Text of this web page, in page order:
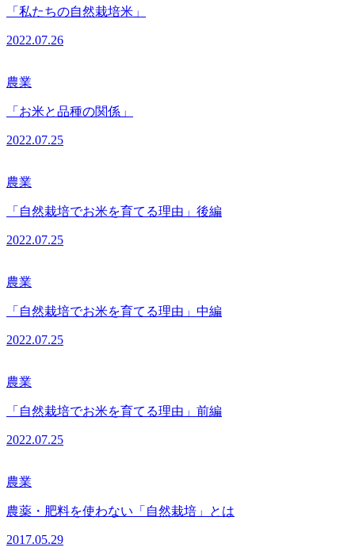
「私たちの自然栽培米」
2022.07.26
農業
「お米と品種の関係」
2022.07.25
農業
「自然栽培でお米を育てる理由」後編
2022.07.25
農業
「自然栽培でお米を育てる理由」中編
2022.07.25
農業
「自然栽培でお米を育てる理由」前編
2022.07.25
農業
農薬・肥料を使わない「自然栽培」とは
2017.05.29